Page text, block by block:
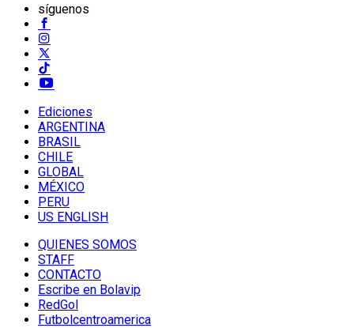
síguenos
Ediciones
ARGENTINA
BRASIL
CHILE
GLOBAL
MÉXICO
PERU
US ENGLISH
QUIENES SOMOS
STAFF
CONTACTO
Escribe en Bolavip
RedGol
Futbolcentroamerica